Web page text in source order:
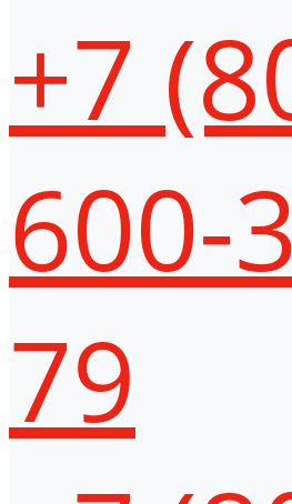
+7
600-
79